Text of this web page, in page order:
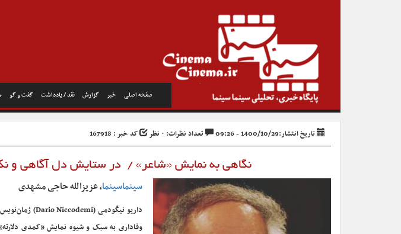
صفحه اصلی خبر گزارش نقد / یادداشت گفت و گو
تاریخ انتشار:1400/10/29 - 09:26 تعداد نظرات: ۰ نظر کد خبر : 167918
نگاهی به نمایش «شاعر» / در ستایش دل آگاهی و
سینماسینما، عزیزالله حاجی مشهدی